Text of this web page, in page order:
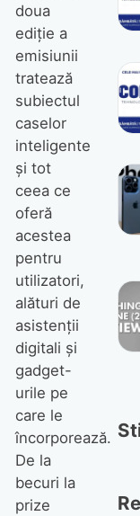
doua
ediție a
emisiunii
tratează
subiectul
caselor
inteligente
și tot
ceea ce
oferă
acestea
pentru
utilizatori,
alături de
asistenții
digitali și
gadget-
urile pe
care le
încorporează.
De la
becuri la
prize